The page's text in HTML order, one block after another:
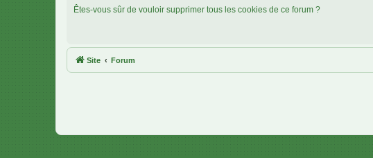
Êtes-vous sûr de vouloir supprimer tous les cookies de ce forum ?
Site Forum